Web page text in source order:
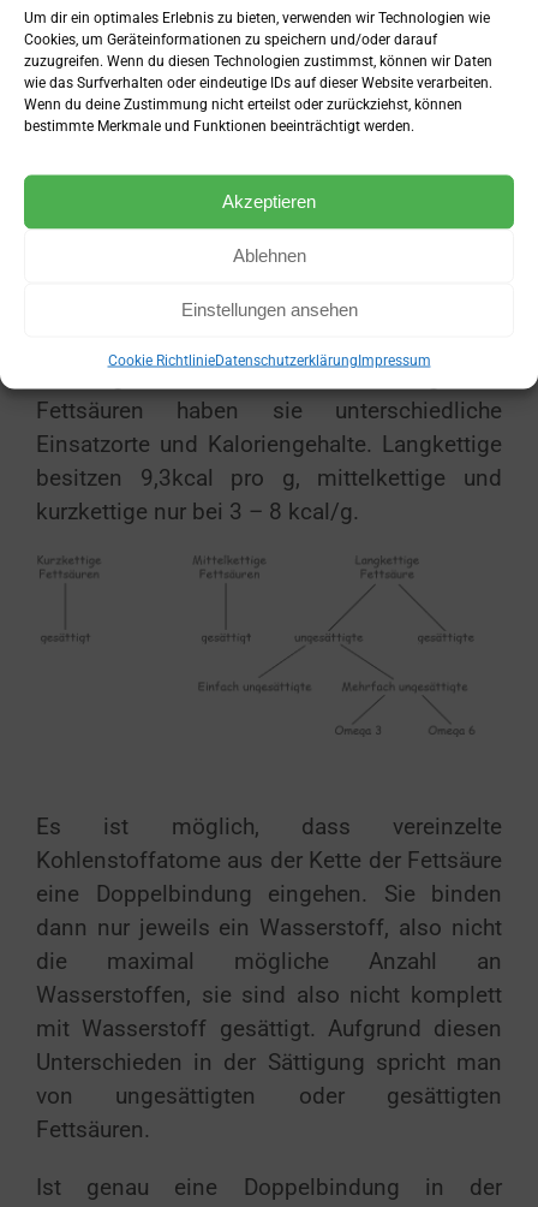
Um dir ein optimales Erlebnis zu bieten, verwenden wir Technologien wie
Cookies, um Geräteinformationen zu speichern und/oder darauf
zuzugreifen. Wenn du diesen Technologien zustimmst, können wir Daten
wie das Surfverhalten oder eindeutige IDs auf dieser Website verarbeiten.
Wenn du deine Zustimmung nicht erteilst oder zurückziehst, können
bestimmte Merkmale und Funktionen beeinträchtigt werden.
Akzeptieren
Ablehnen
Einstellungen ansehen
Cookie RichtlinieDatenschutzerklärungImpressum
Carbonsäure, ähnlich wie die bekannten
Aminosäuren, bestehend aus einer
Carboxylgruppe am Anfang einer
Kohlenstoffkette, die unterschiedlich lang
An den Kohlenstoffen der Kette hängen
Wasserstoffe. Bei einer Kette von bis zu 5
kurzkettigen, bei 6 – 11 Atomen von einer
Fettsäuren haben sie unterschiedliche
Einsatzorte und Kaloriengehalte. Langkettige
besitzen 9,3kcal pro g, mittelkettige und
kurzkettige nur bei 3 – 8 kcal/g.
Es ist möglich, dass vereinzelte
Kohlenstoffatome aus der Kette der Fettsäure
eine Doppelbindung eingehen. Sie binden
dann nur jeweils ein Wasserstoff, also nicht
die maximal mögliche Anzahl an
Wasserstoffen, sie sind also nicht komplett
mit Wasserstoff gesättigt. Aufgrund diesen
Unterschieden in der Sättigung spricht man
von ungesättigten oder gesättigten
Fettsäuren.
Ist genau eine Doppelbindung in der